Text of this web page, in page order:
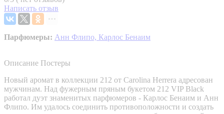
Написать отзыв
Парфюмеры: Анн Флипо, Карлос Бенаим
Описание Постеры
Новый аромат в коллекции 212 от Carolina Herrera адресован
мужчинам. Над фужерным пряным букетом 212 VIP Black
работал дуэт знаменитых парфюмеров - Карлос Бенаим и Анн
Флипо. Им удалось соединить противоположности и создать